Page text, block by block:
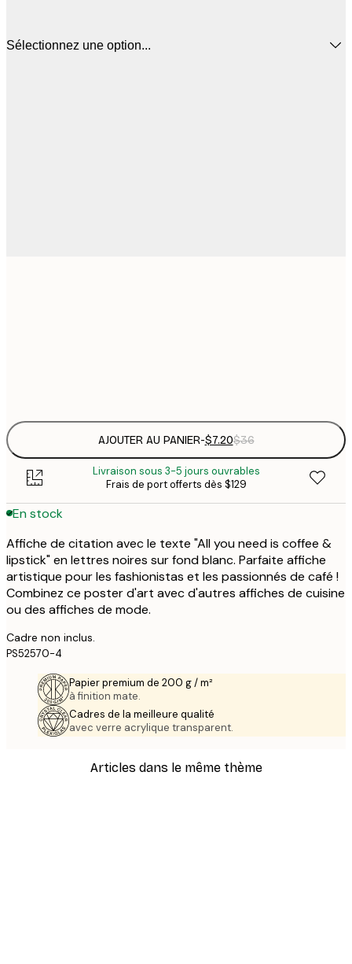
Sélectionnez une option...
AJOUTER AU PANIER-$7.20$36
Livraison sous 3-5 jours ouvrables
Frais de port offerts dès $129
En stock
Affiche de citation avec le texte "All you need is coffee &
lipstick" en lettres noires sur fond blanc. Parfaite affiche
artistique pour les fashionistas et les passionnés de café !
Combinez ce poster d'art avec d'autres affiches de cuisine
ou des affiches de mode.
Cadre non inclus.
PS52570-4
Papier premium de 200 g / m²
à finition mate.
Cadres de la meilleure qualité
avec verre acrylique transparent.
Articles dans le même thème